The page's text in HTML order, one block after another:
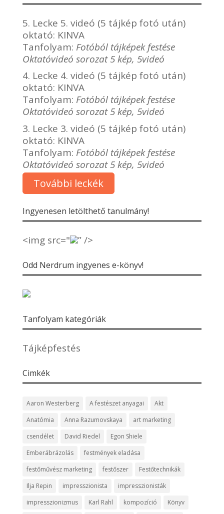
5. Lecke 5. videó (5 tájkép fotó után)
oktató: KINVA
Tanfolyam: Fotóból tájképek festése
Oktatóvideó sorozat 5 kép, 5videó
4. Lecke 4. videó (5 tájkép fotó után)
oktató: KINVA
Tanfolyam: Fotóból tájképek festése
Oktatóvideó sorozat 5 kép, 5videó
3. Lecke 3. videó (5 tájkép fotó után)
oktató: KINVA
Tanfolyam: Fotóból tájképek festése
Oktatóvideó sorozat 5 kép, 5videó
További leckék
Ingyenesen letölthető tanulmány!
<img src=" ” />
Odd Nerdrum ingyenes e-könyv!
Tanfolyam kategóriák
Tájképfestés
Cimkék
Aaron Westerberg A festészet anyagai
Akt
Anatómia
Anna Razumovskaya
art marketing
csendélet
David Riedel
Egon Shiele
Emberábrázolás
festmények eladása
festőművész marketing
festőszer
Festőtechnikák
Ilja Repin
impresszionista
impresszionisták
impresszionizmus
Karl Rahl kompozíció
Könyv